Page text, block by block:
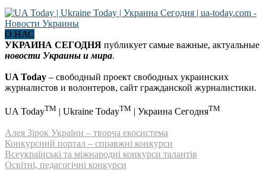
О НАС
УКРАИНА СЕГОДНЯ публикует самые важные, актуальные
новости Украины и мира.
UA Today – свободный проект свободных украинских
журналистов и волонтеров, сайт гражданской журналистики.
UA TodayTM | Ukraine TodayTM | Украина СегодняTM
Алея Зірок України – творча екосистема
Конкурсний портал – справжні конкурси
Всеукраїнські та міжнародні конкурси талантів
Освітні, педагогічні конкурси